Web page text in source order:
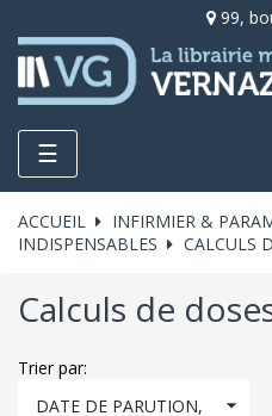
99,
Toggle
navigation
☰
ACCUEIL INFIRMIER &
INDISPENSABLES
CALCULS
Calculs de
Trier par:
DATE DE PARUTION,
